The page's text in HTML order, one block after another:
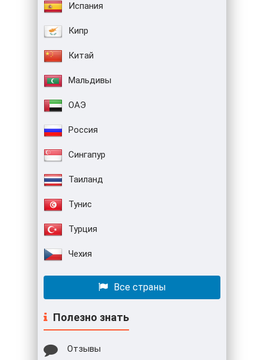
Испания
Кипр
Китай
Мальдивы
ОАЭ
Россия
Сингапур
Таиланд
Тунис
Турция
Чехия
Все страны
Полезно знать
Отзывы